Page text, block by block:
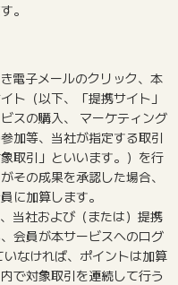
。
電子メールのクリック、本
ト（以下、「提携サイト」
スの購入、 マーケティング
加等、当社が指定する取引
取引」といいます。）を行
その成果を承認した場合、
に加算します。
当社および（または）提携
会員が本サービスへのログ
なければ、ポイントは加算
で対象取引を連続して行う